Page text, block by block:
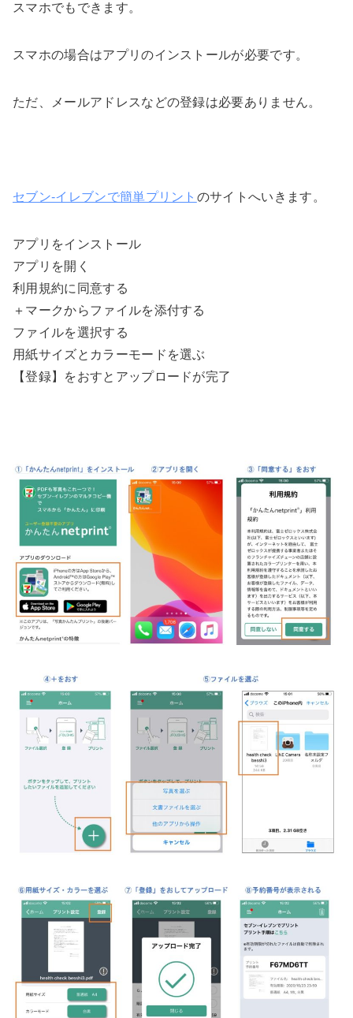
スマホでもできます。
スマホの場合はアプリのインストールが必要です。
ただ、 メールアドレスなどの登録は必要ありません。
セブン-イレブンで簡単プリント のサイトへいきます。
アプリをインストール
アプリを開く
利用規約に同意する
＋マークからファイルを添付する
ファイルを選択する
用紙サイズとカラーモードを選ぶ
【登録】をおすとアップロードが完了